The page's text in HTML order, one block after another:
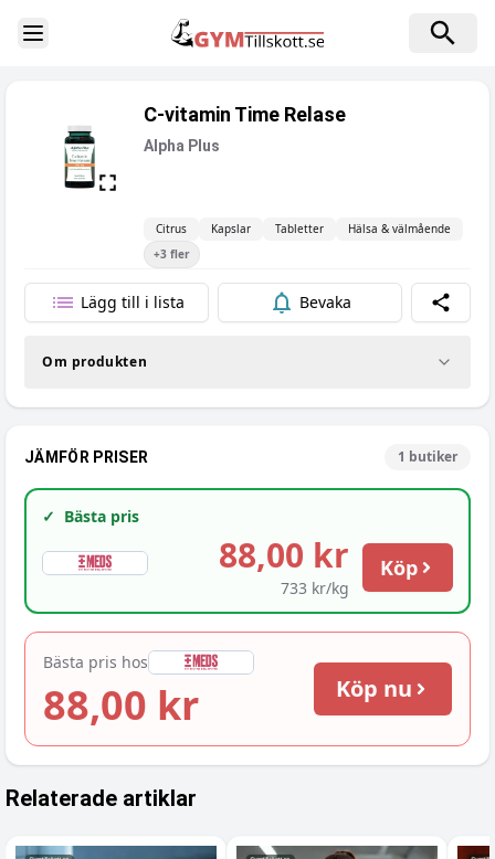
Toggle Sidebar
C-vitamin Time Relase
Alpha Plus
Citrus Kapslar Tabletter
Hälsa & välmående
+3 fler
Lägg till i lista Bevaka Dela
Om produkten
JÄMFÖR PRISER 1 butiker
✓ Bästa pris
88,00 kr
733 kr/kg
Köp
Bästa pris hos
88,00 kr Köp nu
Relaterade artiklar